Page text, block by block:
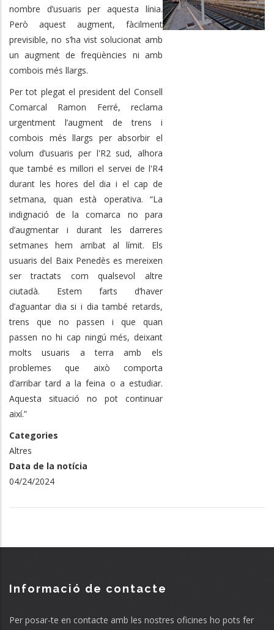
nombre d’usuaris per aquesta línia.
Però aquest augment, fàcilment
previsible, no s’ha vist solucionat amb
un augment de freqüències ni amb
combois més llargs.
Per tot plegat el president del Consell
Comarcal Ramon Ferré, reclama
urgentment l’augment de trens i
combois més llargs per absorbir el
volum d’usuaris per l'R2 sud, alhora
que també es millori el servei de l'R4
durant les hores del dia i el cap de
setmana, quan està operativa. “La
indignació de la comarca no para
d’augmentar i durant les darreres
setmanes hem arribat al límit. Els
usuaris del Baix Penedès es mereixen
ser tractats com qualsevol altre
ciutadà. Estem farts d’haver
d’aguantar dia si i dia també retards,
trens que no passen i que quan
passen no hi cap ningú més, deixant
molts usuaris a terra amb els
problemes que això comporta
d’arribar tard a la feina o a estudiar.
Aquesta situació no pot continuar
així.”
Categories
Altres
Data de la notícia
04/24/2024
Informació de contacte
Per posar-te en contacte amb les nostres oficines ho pots fer